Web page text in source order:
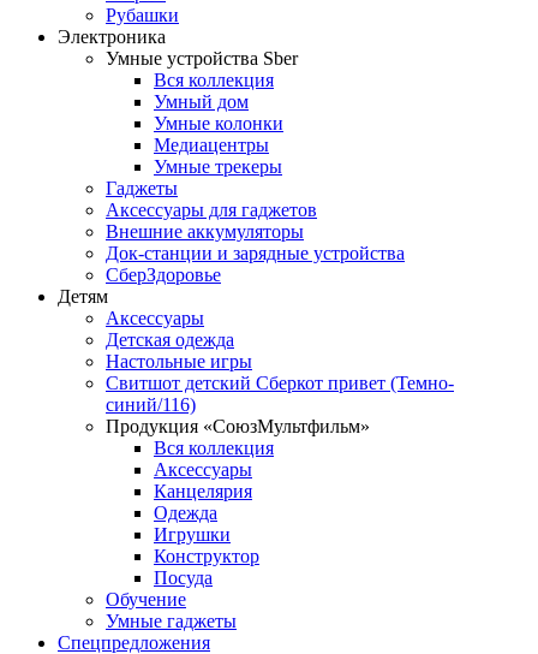
Рубашки
Электроника
Умные устройства Sber
Вся коллекция
Умный дом
Умные колонки
Медиацентры
Умные трекеры
Гаджеты
Аксессуары для гаджетов
Внешние аккумуляторы
Док-станции и зарядные устройства
СберЗдоровье
Детям
Аксессуары
Детская одежда
Настольные игры
Свитшот детский Сберкот привет (Темно-
синий/116)
Продукция «СоюзМультфильм»
Вся коллекция
Аксессуары
Канцелярия
Одежда
Игрушки
Конструктор
Посуда
Обучение
Умные гаджеты
Спецпредложения